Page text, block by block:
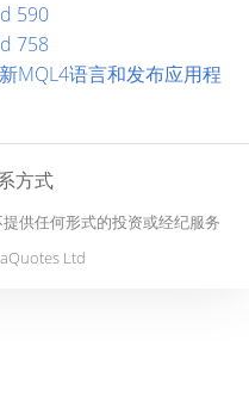
590
758
MQL4语言和发布应用程
方式
供任何形式的投资或经纪服务
Ltd